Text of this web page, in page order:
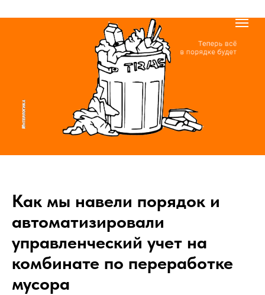
Как мы навели порядок и
автоматизировали
управленческий учет на
комбинате по переработке
мусора